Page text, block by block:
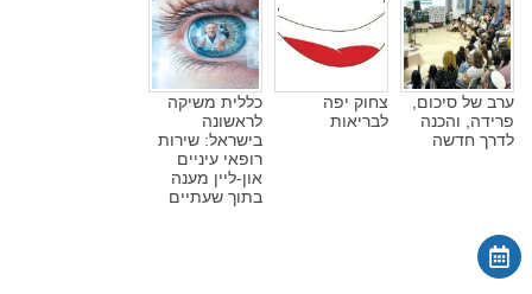
ערב של סיכום,
פרידה, והכנה
לדרך חדשה
צחוק יפה
לבריאות
כללית משיקה
לראשונה
בישראל: שירות
רופאי עיניים
און-ליין מענה
בתוך שעתיים